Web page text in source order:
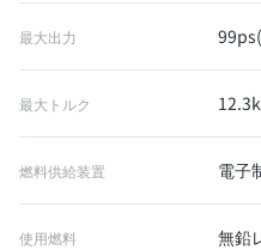
最大出力
最大トルク
燃料供給装置 電子
使用燃料 無鉛